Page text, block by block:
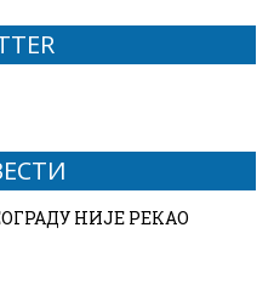
НИЈЕ РЕКАО